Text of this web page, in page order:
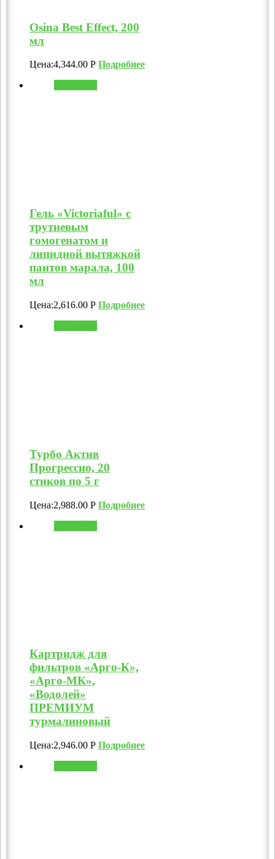
Osina Best Effect, 200
мл
Цена:4,344.00 Р Подробнее
Гель «Victoriaful» с
трутневым
гомогенатом и
липидной вытяжкой
пантов марала, 100
мл
Цена:2,616.00 Р Подробнее
Турбо Актив
Прогрессио, 20
стиков по 5 г
Цена:2,988.00 Р Подробнее
Картридж для
фильтров «Арго-К»,
«Арго-МК»,
«Водолей»
ПРЕМИУМ
турмалиновый
Цена:2,946.00 Р Подробнее